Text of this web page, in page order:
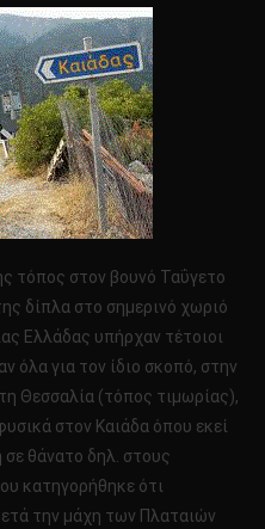
τόπος στον βουνό Ταΰγετο
δίπλα στο σημερινό χωριό
Ελλάδας υπήρχαν τέτοιοι
όλα για τον ίδιο σκοπό, στην
Θεσσαλία (τόπος τιμωρίας),
στον Καιάδα όπου εκεί
σε θάνατο δηλ. στους
κατηγορήθηκε ότι
την μάχη των Πλαταιών